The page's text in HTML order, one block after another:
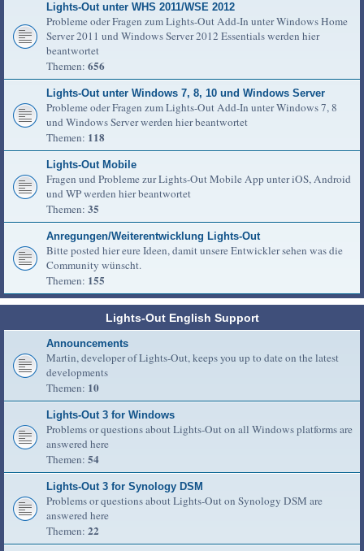
Lights-Out unter WHS 2011/WSE 2012
Probleme oder Fragen zum Lights-Out Add-In unter Windows Home
Server 2011 und Windows Server 2012 Essentials werden hier
beantwortet
Themen: 656
Lights-Out unter Windows 7, 8, 10 und Windows Server
Probleme oder Fragen zum Lights-Out Add-In unter Windows 7, 8
und Windows Server werden hier beantwortet
Themen: 118
Lights-Out Mobile
Fragen und Probleme zur Lights-Out Mobile App unter iOS, Android
und WP werden hier beantwortet
Themen: 35
Anregungen/Weiterentwicklung Lights-Out
Bitte posted hier eure Ideen, damit unsere Entwickler sehen was die
Community wünscht.
Themen: 155
Lights-Out English Support
Announcements
Martin, developer of Lights-Out, keeps you up to date on the latest
developments
Themen: 10
Lights-Out 3 for Windows
Problems or questions about Lights-Out on all Windows platforms are
answered here
Themen: 54
Lights-Out 3 for Synology DSM
Problems or questions about Lights-Out on Synology DSM are
answered here
Themen: 22